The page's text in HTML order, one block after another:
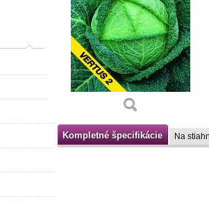
Kompletné špecifikácie Na